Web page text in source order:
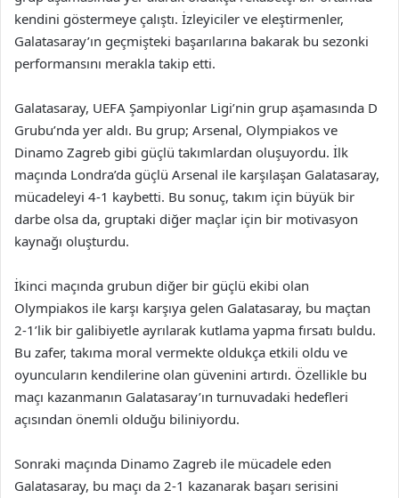
kendini göstermeye çalıştı. İzleyiciler ve eleştirmenler,
Galatasaray’ın geçmişteki başarılarına bakarak bu sezonki
performansını merakla takip etti.
Galatasaray, UEFA Şampiyonlar Ligi’nin grup aşamasında D
Grubu’nda yer aldı. Bu grup; Arsenal, Olympiakos ve
Dinamo Zagreb gibi güçlü takımlardan oluşuyordu. İlk
maçında Londra’da güçlü Arsenal ile karşılaşan Galatasaray,
mücadeleyi 4-1 kaybetti. Bu sonuç, takım için büyük bir
darbe olsa da, gruptaki diğer maçlar için bir motivasyon
kaynağı oluşturdu.
İkinci maçında grubun diğer bir güçlü ekibi olan
Olympiakos ile karşı karşıya gelen Galatasaray, bu maçtan
2-1’lik bir galibiyetle ayrılarak kutlama yapma fırsatı buldu.
Bu zafer, takıma moral vermekte oldukça etkili oldu ve
oyuncuların kendilerine olan güvenini artırdı. Özellikle bu
maçı kazanmanın Galatasaray’ın turnuvadaki hedefleri
açısından önemli olduğu biliniyordu.
Sonraki maçında Dinamo Zagreb ile mücadele eden
Galatasaray, bu maçı da 2-1 kazanarak başarı serisini